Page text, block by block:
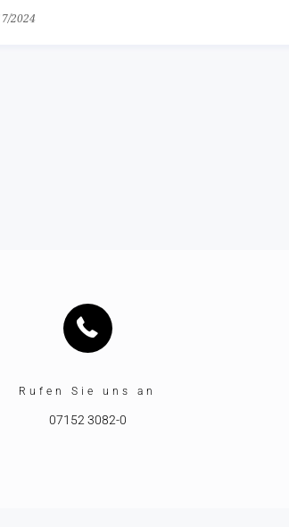
2024
Rufen Sie uns an
07152 3082-0